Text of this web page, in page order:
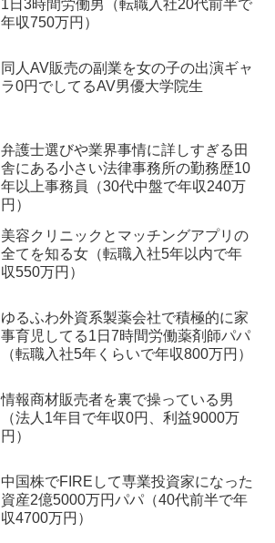
1日3時間労働男（転職入社20代前半で
年収750万円）
同人AV販売の副業を女の子の出演ギャ
ラ0円でしてるAV男優大学院生
弁護士選びや業界事情に詳しすぎる田
舎にある小さい法律事務所の勤務歴10
年以上事務員（30代中盤で年収240万
円）
美容クリニックとマッチングアプリの
全てを知る女（転職入社5年以内で年
収550万円）
ゆるふわ外資系製薬会社で積極的に家
事育児してる1日7時間労働薬剤師パパ
（転職入社5年くらいで年収800万円）
情報商材販売者を裏で操っている男
（法人1年目で年収0円、利益9000万
円）
中国株でFIREして専業投資家になった
資産2億5000万円パパ（40代前半で年
収4700万円）